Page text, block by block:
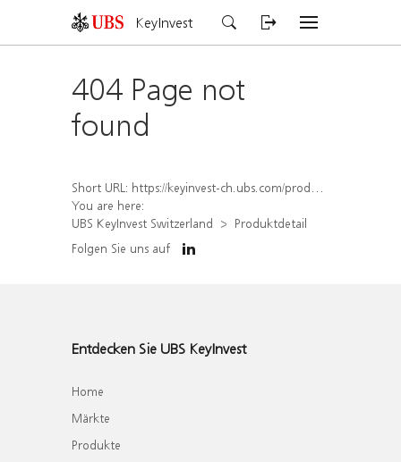
KeyInvest
404 Page not
found
Short URL: https://keyinvest-ch.ubs.com/produkt/detail/index/isin/CH1577999993
You are here:
UBS KeyInvest Switzerland
Produktdetail
Folgen Sie uns auf
Entdecken Sie UBS KeyInvest
Home
Märkte
Produkte